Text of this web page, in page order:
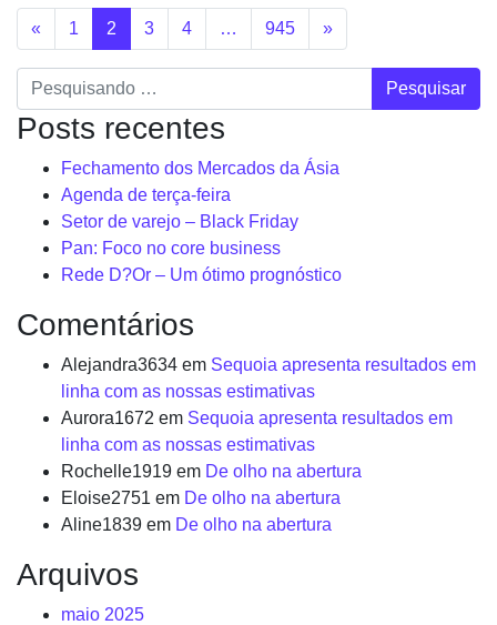
« 1 2 3 4 … 945 »
Pesquisar
Posts recentes
Fechamento dos Mercados da Ásia
Agenda de terça-feira
Setor de varejo – Black Friday
Pan: Foco no core business
Rede D?Or – Um ótimo prognóstico
Comentários
Alejandra3634 em Sequoia apresenta resultados em
linha com as nossas estimativas
Aurora1672 em Sequoia apresenta resultados em
linha com as nossas estimativas
Rochelle1919 em De olho na abertura
Eloise2751 em De olho na abertura
Aline1839 em De olho na abertura
Arquivos
maio 2025